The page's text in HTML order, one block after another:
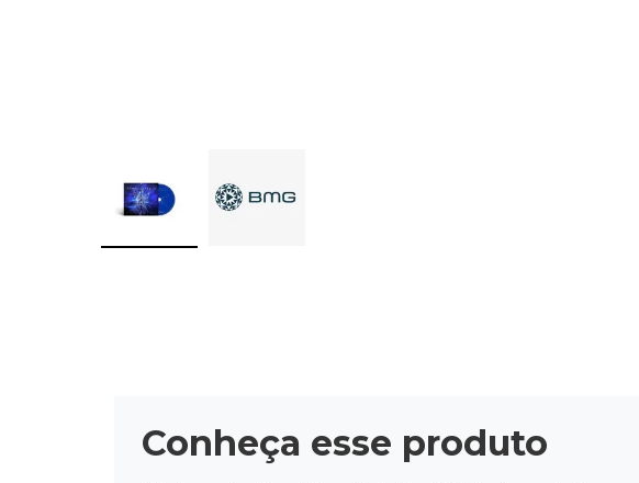
Conheça esse produto